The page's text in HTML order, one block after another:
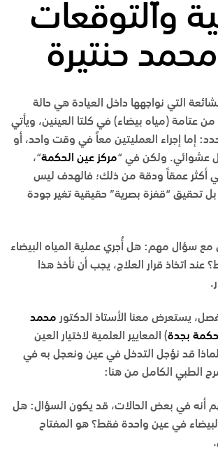
والتوقعات
حنتيرة
التي نواجهها داخل العيادة هي حالة
عتامة (مياه بيضاء) في كلتا العينين، ويأتي
إما إجراء العمليتين معاً في وقت واحد، أو
عشوائي. ولكن في “مركز عين الحكمة“،
أكثر عمقاً ودقة من ذلك؛ فالهدف ليس
بل تحقيق “قفزة بصرية” حقيقية تغير جودة
مع سؤال مهم: هل أُجري عملية المياه البيضاء
اتخاذ قرار العلاج، يجب أن نأخذ هذا
يستعرض معنا الأستاذ الدكتور محمد
بجدة) المعايير العلمية لاختيار العين
قد نؤجل التدخل في عين ونعجل به في
الطبي الكامل من هنا:
أنه في بعض الحالات، قد يكون السؤال: هل
البيضاء في عين واحدة فقط؟ هو المفتاح